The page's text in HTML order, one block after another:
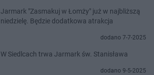
Jarmark "Zasmakuj w Łomży" już w najbliższą
niedzielę. Będzie dodatkowa atrakcja
dodano 7-7-2025
W Siedlcach trwa Jarmark św. Stanisława
dodano 9-5-2025